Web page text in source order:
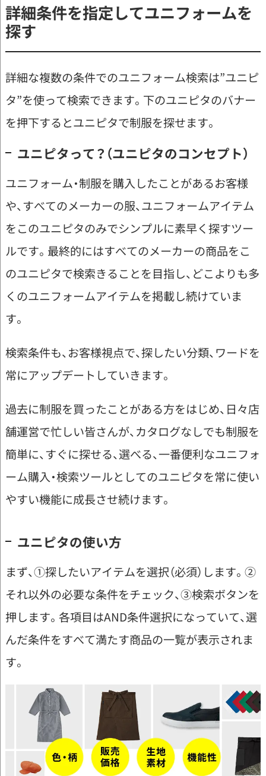
詳細条件を指定してユニフォームを
探す
詳細な複数の条件でのユニフォーム検索は”ユニピ
タ”を使って検索できます。下のユニピタのバナー
を押下するとユニピタで制服を探せます。
ユニピタって？（ユニピタのコンセプト）
ユニフォーム・制服を購入したことがあるお客様
や、すべてのメーカーの服、ユニフォームアイテム
をこのユニピタのみでシンプルに素早く探すツー
ルです。最終的にはすべてのメーカーの商品をこ
のユニピタで検索きることを目指し、どこよりも多
くのユニフォームアイテムを掲載し続けていま
す。
検索条件も、お客様視点で、探したい分類、ワードを
常にアップデートしていきます。
過去に制服を買ったことがある方をはじめ、日々店
舗運営で忙しい皆さんが、カタログなしでも制服を
簡単に、すぐに探せる、選べる、一番便利なユニフォ
ーム購入・検索ツールとしてのユニピタを常に使い
やすい機能に成長させ続けます。
ユニピタの使い方
まず、①探したいアイテムを選択（必須）します。②
それ以外の必要な条件をチェック、③検索ボタンを
押します。各項目はAND条件選択になっていて、選
んだ条件をすべて満たす商品の一覧が表示されま
す。